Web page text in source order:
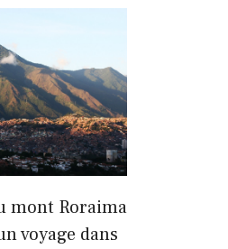
mont Roraima
voyage dans